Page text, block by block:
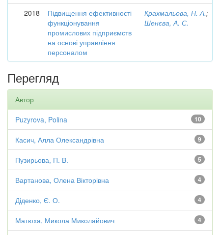
2018
Підвищення ефективності
функціонування
промислових підприємств
на основі управління
персоналом
Крахмальова, Н. А.;
Шенєва, А. С.
Перегляд
Автор
10
Puzyrova, Polina
9
Касич, Алла Олександрівна
5
Пузирьова, П. В.
4
Вартанова, Олена Вікторівна
4
Діденко, Є. О.
4
Матюха, Микола Миколайович